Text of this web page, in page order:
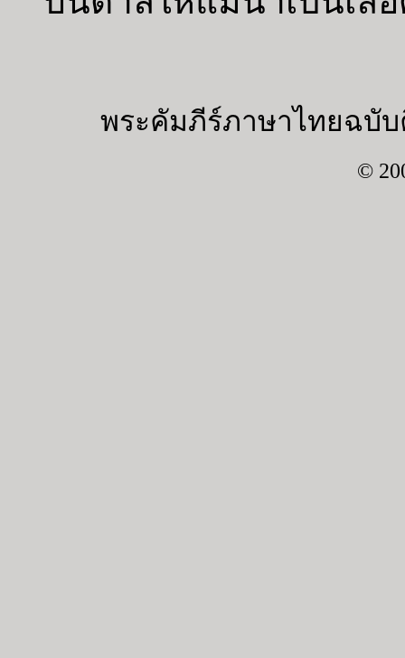
พระคัมภีร์ภาษาไทยฉบับ
©